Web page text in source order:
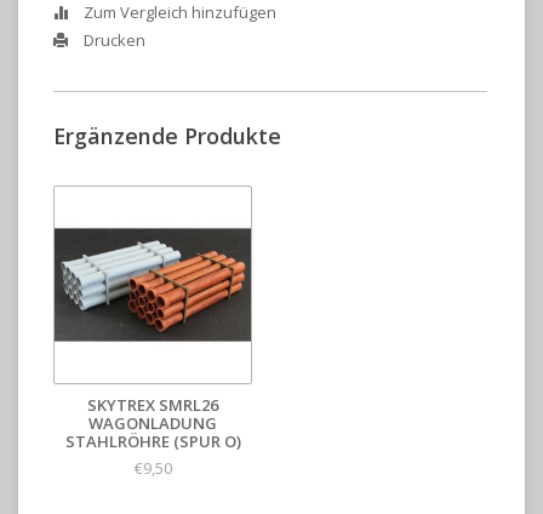
Zum Vergleich hinzufügen
Drucken
Ergänzende Produkte
SKYTREX SMRL26
WAGONLADUNG
STAHLRÖHRE (SPUR O)
€9,50